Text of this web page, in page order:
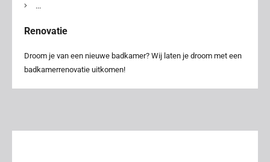
...
Renovatie
Droom je van een nieuwe badkamer? Wij laten je droom met een
badkamerrenovatie uitkomen!